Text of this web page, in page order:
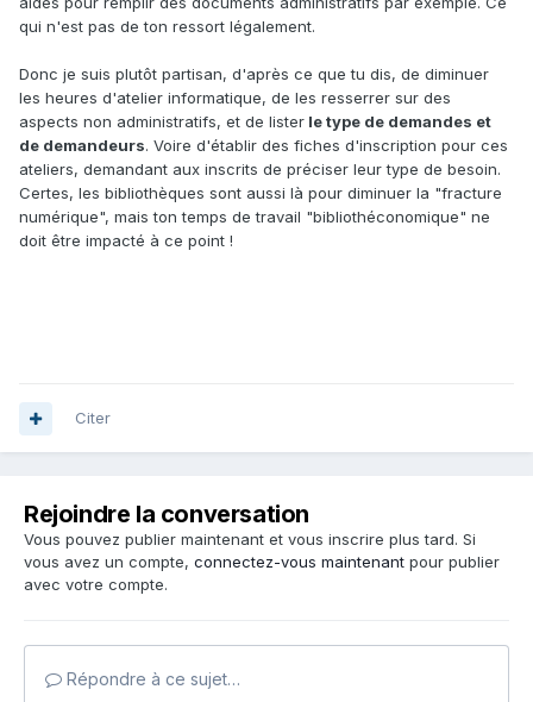
qui n'est pas de ton ressort légalement.
Donc je suis plutôt partisan, d'après ce que tu dis, de diminuer
les heures d'atelier informatique, de les resserrer sur des
aspects non administratifs, et de lister le type de demandes et
de demandeurs. Voire d'établir des fiches d'inscription pour ces
ateliers, demandant aux inscrits de préciser leur type de besoin.
Certes, les bibliothèques sont aussi là pour diminuer la "fracture
numérique", mais ton temps de travail "bibliothéconomique" ne
doit être impacté à ce point !
Citer
Rejoindre la conversation
Vous pouvez publier maintenant et vous inscrire plus tard. Si
vous avez un compte, connectez-vous maintenant pour publier
avec votre compte.
Répondre à ce sujet…